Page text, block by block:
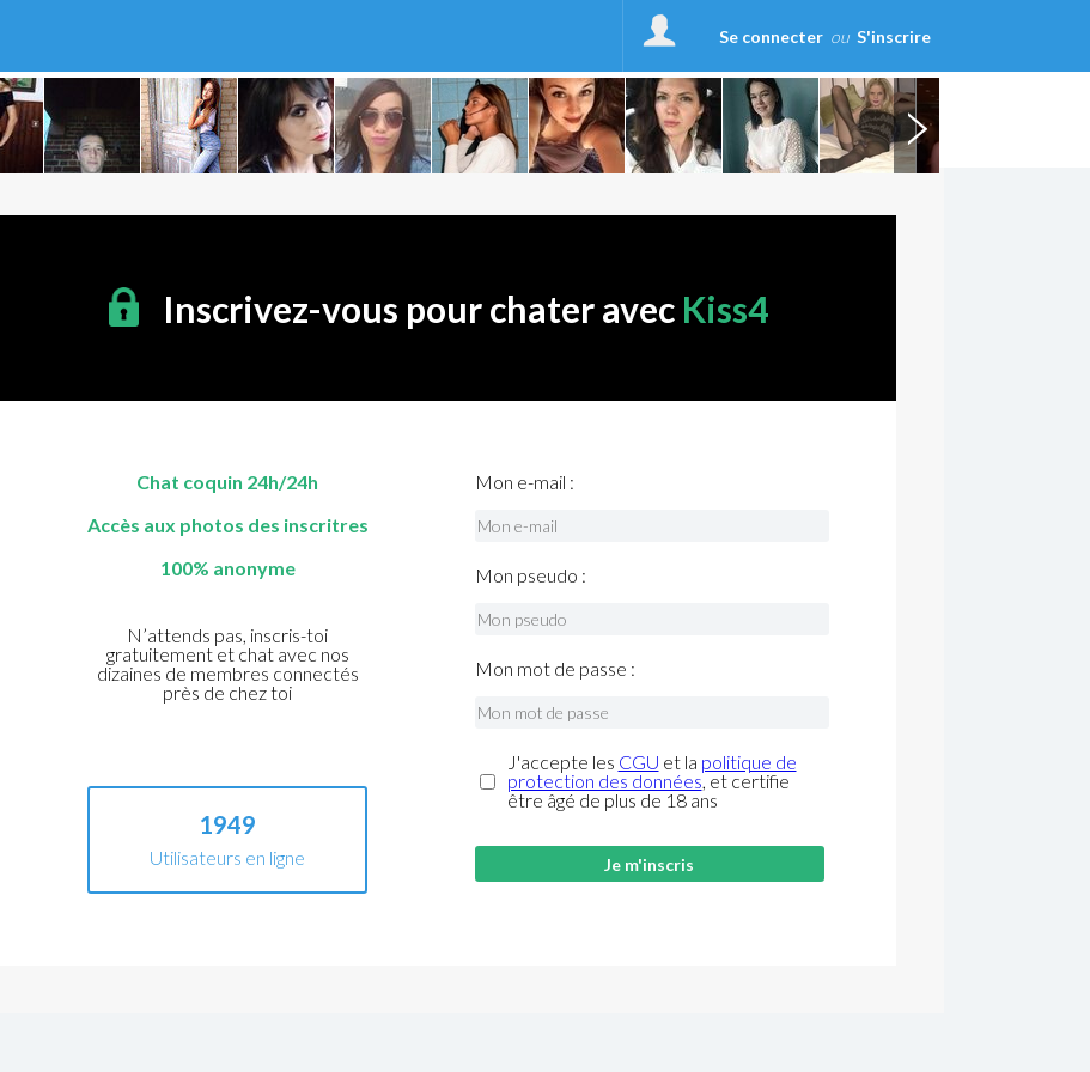
Se connecter ou S'inscrire
Inscrivez-vous pour chater avec Kiss4
Chat coquin 24h/24h
Accès aux photos des inscritres
100% anonyme
N’attends pas, inscris-toi
gratuitement et chat avec nos
dizaines de membres connectés
près de chez toi
1949
Utilisateurs en ligne
Mon e-mail :
Mon pseudo :
Mon mot de passe :
J'accepte les CGU et la politique de
protection des données, et certifie
être âgé de plus de 18 ans